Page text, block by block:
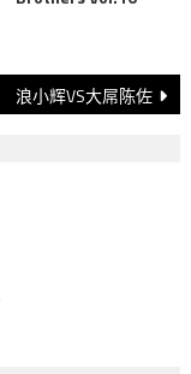
浪小辉VS大屌陈佐